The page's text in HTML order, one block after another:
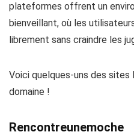
plateformes offrent un
bienveillant, où les
librement sans craindre les
Voici quelques-uns des sites
domaine !
Rencontreunemoche